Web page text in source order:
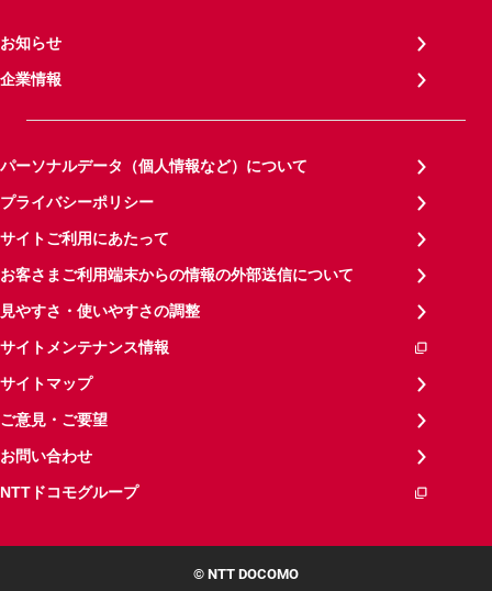
お知らせ
企業情報
パーソナルデータ（個人情報など）について
プライバシーポリシー
サイトご利用にあたって
お客さまご利用端末からの情報の外部送信について
見やすさ・使いやすさの調整
サイトメンテナンス情報
サイトマップ
ご意見・ご要望
お問い合わせ
NTTドコモグループ
© NTT DOCOMO